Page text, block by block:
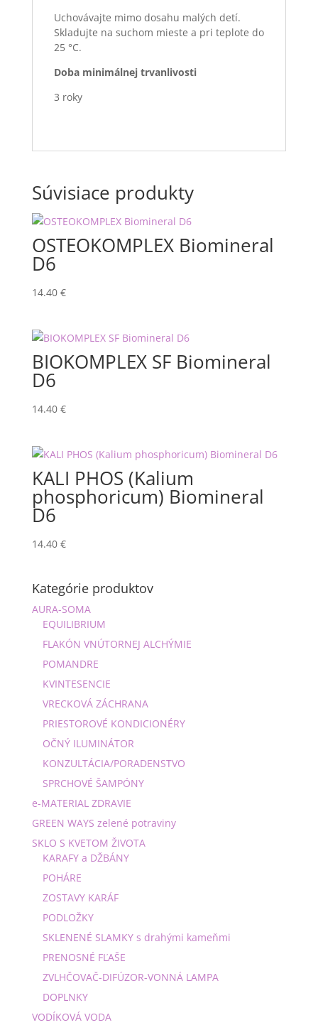
Uchovávajte mimo dosahu malých detí.
Skladujte na suchom mieste a pri teplote do
25 °C.
Doba minimálnej trvanlivosti
3 roky
Súvisiace produkty
OSTEOKOMPLEX Biomineral
D6
14.40 €
BIOKOMPLEX SF Biomineral
D6
14.40 €
KALI PHOS (Kalium
phosphoricum) Biomineral
D6
14.40 €
Kategórie produktov
AURA-SOMA
EQUILIBRIUM
FLAKÓN VNÚTORNEJ ALCHÝMIE
POMANDRE
KVINTESENCIE
VRECKOVÁ ZÁCHRANA
PRIESTOROVÉ KONDICIONÉRY
OČNÝ ILUMINÁTOR
KONZULTÁCIA/PORADENSTVO
SPRCHOVÉ ŠAMPÓNY
e-MATERIAL ZDRAVIE
GREEN WAYS zelené potraviny
SKLO S KVETOM ŽIVOTA
KARAFY a DŽBÁNY
POHÁRE
ZOSTAVY KARÁF
PODLOŽKY
SKLENENÉ SLAMKY s drahými kameňmi
PRENOSNÉ FĽAŠE
ZVLHČOVAČ-DIFÚZOR-VONNÁ LAMPA
DOPLNKY
VODÍKOVÁ VODA